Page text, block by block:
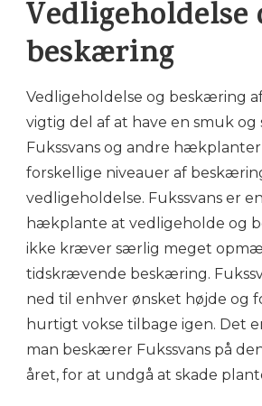
Vedligeholdelse
beskæring
Vedligeholdelse og beskæring
vigtig del af at have en smuk og
Fukssvans og andre
forskellige niveauer af
vedligeholdelse. Fukssvans er
hækplante at vedligeholde og
ikke kræver særlig meget
tidskrævende beskæring.
ned til enhver ønsket højde og
hurtigt vokse tilbage igen. Det
man beskærer Fukssvans på
året, for at undgå at skade